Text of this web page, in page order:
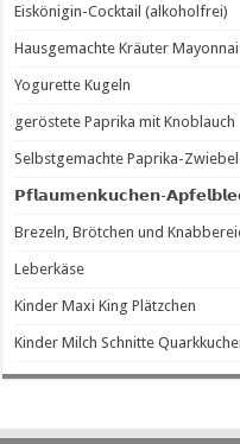
Eiskönigin-Cocktail (alkoholfrei)
Hausgemachte Kräuter
Yogurette Kugeln
geröstete Paprika mit Knoblauch
Selbstgemachte Paprika-
𝗣𝗳𝗹𝗮𝘂𝗺𝗲𝗻𝗸𝘂𝗰𝗵𝗲𝗻-
Brezeln, Brötchen und
Leberkäse
Kinder Maxi King Plätzchen
Kinder Milch Schnitte